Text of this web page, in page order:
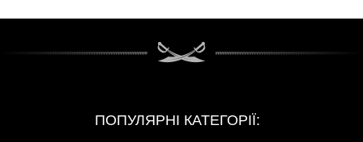
ПОПУЛЯРНІ КАТЕГОРІЇ: